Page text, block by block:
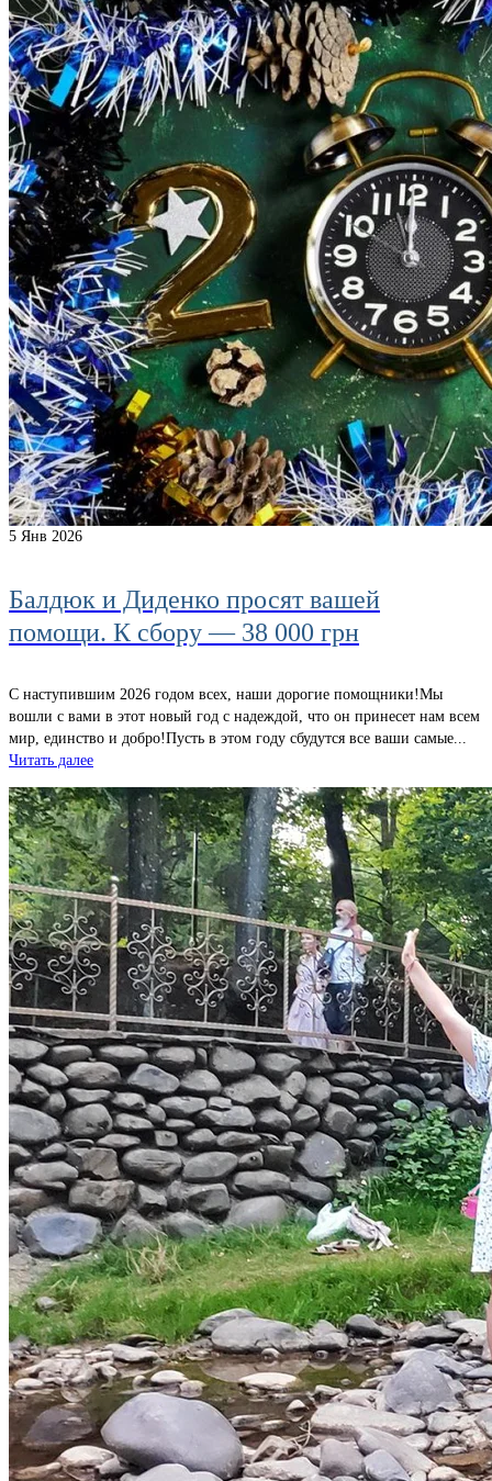
5 Янв 2026
Балдюк и Диденко просят вашей
помощи. К сбору — 38 000 грн
С наступившим 2026 годом всех, наши дорогие помощники!Мы
вошли c вами в этот новый год с надеждой, что он принесет нам всем
мир, единство и добро!Пусть в этом году сбудутся все ваши самые...
Читать далее